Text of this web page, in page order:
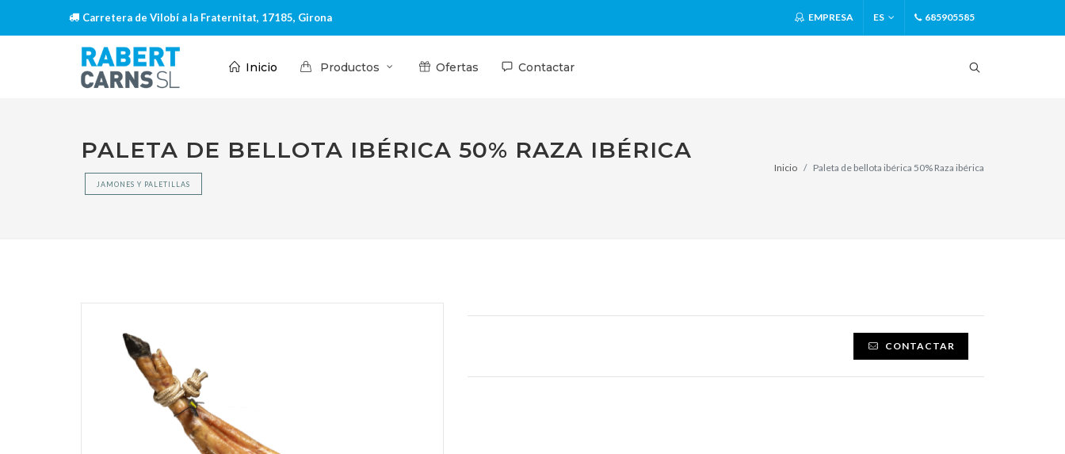
Carretera de Vilobí a la Fraternitat, 17185, Girona EMPRESA ES 685905585
Inicio Productos Ofertas Contactar
PALETA DE BELLOTA IBÉRICA 50% RAZA IBÉRICA
JAMONES Y PALETILLAS
Inicio Paleta de bellota ibérica 50% Raza ibérica
CONTACTAR